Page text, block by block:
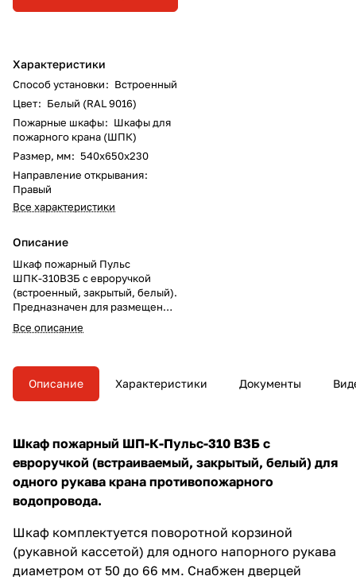
Характеристики
Способ установки: Встроенный
Цвет: Белый (RAL 9016)
Пожарные шкафы: Шкафы для
пожарного крана (ШПК)
Размер, мм: 540х650х230
Направление открывания:
Правый
Все характеристики
Описание
Шкаф пожарный Пульс
ШПК-310ВЗБ с евроручкой
(встроенный, закрытый, белый).
Предназначен для размещения
одного пожарного рукава
(диаметром от 50 до 66 мм).
подразумевает крепление в
нишу и может быть установлен
в любых зданиях.
Все описание
Описание Характеристики Документы
Шкаф пожарный ШП-К-Пульс-310 ВЗБ с
евроручкой (встраиваемый, закрытый, белый) для
одного рукава крана противопожарного
водопровода.
Шкаф комплектуется поворотной корзиной
(рукавной кассетой) для одного напорного рукава
диаметром от 50 до 66 мм. Снабжен дверцей